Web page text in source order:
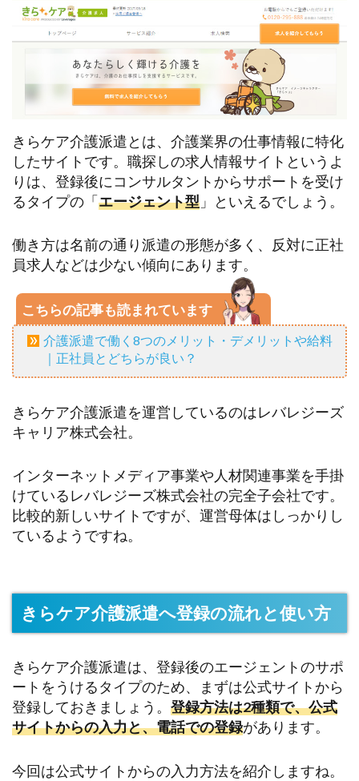
きらケア介護派遣とは、介護業界の仕事情報に特化
したサイトです。職探しの求人情報サイトというよ
りは、登録後にコンサルタントからサポートを受け
るタイプの「エージェント型 」といえるでしょう。
働き方は名前の通り派遣の形態が多く、反対に正社
員求人などは少ない傾向にあります。
こちらの記事も読まれています
介護派遣で働く8つのメリット・デメリットや給料
｜正社員とどちらが良い？
きらケア介護派遣を運営しているのはレバレジーズ
キャリア株式会社。
インターネットメディア事業や人材関連事業を手掛
けているレバレジーズ株式会社の完全子会社です。
比較的新しいサイトですが、運営母体はしっかりし
ているようですね。
きらケア介護派遣へ登録の流れと使い方
きらケア介護派遣は、登録後のエージェントのサポ
ートをうけるタイプのため、まずは公式サイトから
登録しておきましょう。 登録方法は2種類で、公式
サイトからの入力と、電話での登録があります。
今回は公式サイトからの入力方法を紹介しますね。